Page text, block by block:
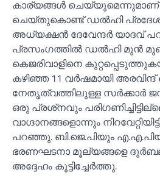
കാര്യങ്ങള്‍ ചെയ്യുമെന്നുമാണ്
ചെയ്തുകൊണ്ട് ഡല്‍ഹി പ്രദേശ്
അധ്യക്ഷന്‍ ദേവേന്ദര്‍ യാദവ്
പ്രസംഗത്തില്‍ ഡല്‍ഹി മുന്‍
കെജരിവാളിനെ
കഴിഞ്ഞ 11 വര്‍ഷമായി അരവിന്ദ്
നേതൃത്വത്തിലുള്ള സര്‍ക്കാര്‍
ഒരു പ്രശ്‌നവും
വാഗ്ദാനങ്ങളൊന്നും
പറഞ്ഞു. ബി.ജെ.പിയും
ഭരണഘടനാ മൂല്യങ്ങളെ
അദ്ദേഹം കൂട്ടിച്ചേര്‍ത്തു.